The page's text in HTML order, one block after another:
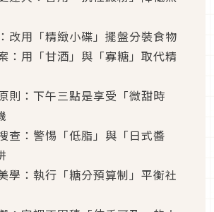
改用「精緻小碟」擺盤分裝食物
：用「甘酒」與「寡糖」取代精
則：下午三點是享受「微甜時
查：警惕「低脂」與「日式醬
學：執行「糖分預算制」平衡社